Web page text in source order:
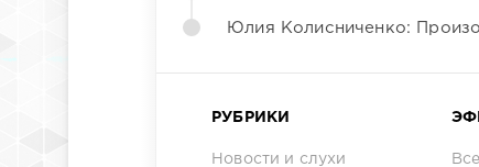
Юлия Колисниченко:
РУБРИКИ
Новости и слухи